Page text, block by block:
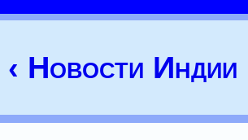
‹ Новости Индии